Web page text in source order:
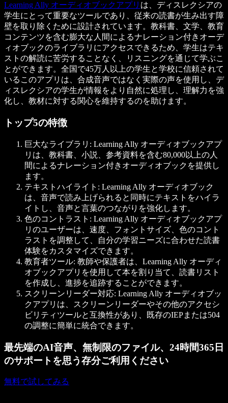
Learning Ally オーディオブックアプリ は、ディスレクシアの
学生にとって重要なツールであり、従来の読書が生み出す障
壁を取り除くために設計されています。教科書、文学、教育
コンテンツを含む膨大な人間によるナレーション付きオーデ
ィオブックのライブラリにアクセスできるため、学生はテキ
ストの解読に苦労することなく、リスニングを通じて学ぶこ
とができます。全国で45万人以上の学生と学校に信頼されて
いるこのアプリは、合成音声ではなく実際の声を使用し、デ
ィスレクシアの学生が情報をより自然に処理し、理解力を強
化し、教材に対する関心を維持するのを助けます。
トップ5の特徴
巨大なライブラリ: Learning Ally オーディオブックアプ
リは、教科書、小説、参考資料を含む80,000以上の人
間によるナレーション付きオーディオブックを提供し
ます。
テキストハイライト: Learning Ally オーディオブック
は、音声で読み上げられると同時にテキストをハイラ
イトし、音声と言葉のつながりを強化します。
色のコントラスト: Learning Ally オーディオブックアプ
リのユーザーは、速度、フォントサイズ、色のコント
ラストを調整して、自分の学習ニーズに合わせた読書
体験をカスタマイズできます。
教育者ツール: 教師や保護者は、Learning Ally オーディ
オブックアプリを使用して本を割り当て、読書リスト
を作成し、進捗を追跡することができます。
スクリーンリーダー対応: Learning Ally オーディオブッ
クアプリは、スクリーンリーダーやその他のアクセシ
ビリティツールと互換性があり、既存のIEPまたは504
の調整に簡単に統合できます。
最先端のAI音声、無制限のファイル、24時間365日
のサポートを思う存分ご利用ください
無料で試してみる